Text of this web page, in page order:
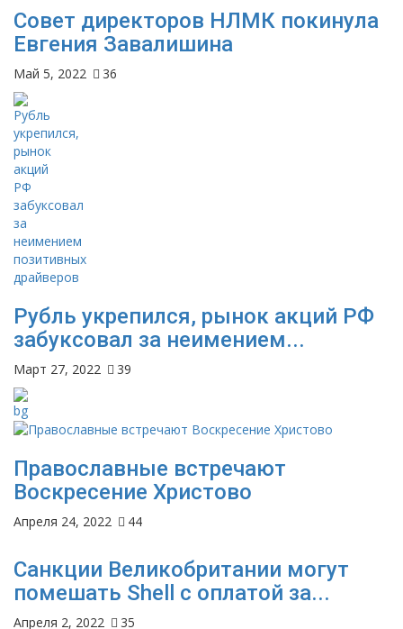
Совет директоров НЛМК покинула
Евгения Завалишина
Май 5, 2022 36
Рубль укрепился, рынок акций РФ
забуксовал за неимением...
Март 27, 2022 39
Православные встречают
Воскресение Христово
Апреля 24, 2022 44
Санкции Великобритании могут
помешать Shell с оплатой за...
Апреля 2, 2022 35